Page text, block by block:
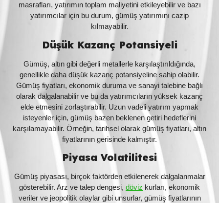
masrafları, yatırımın toplam maliyetini etkileyebilir ve bazı
yatırımcılar için bu durum, gümüş yatırımını cazip
kılmayabilir.
Düşük Kazanç Potansiyeli
Gümüş, altın gibi değerli metallerle karşılaştırıldığında,
genellikle daha düşük kazanç potansiyeline sahip olabilir.
Gümüş fiyatları, ekonomik duruma ve sanayi talebine bağlı
olarak dalgalanabilir ve bu da yatırımcıların yüksek kazanç
elde etmesini zorlaştırabilir. Uzun vadeli yatırım yapmak
isteyenler için, gümüş bazen beklenen getiri hedeflerini
karşılamayabilir. Örneğin, tarihsel olarak gümüş fiyatları, altın
fiyatlarının gerisinde kalmıştır.
Piyasa Volatilitesi
Gümüş piyasası, birçok faktörden etkilenerek dalgalanmalar
gösterebilir. Arz ve talep dengesi, döviz kurları, ekonomik
veriler ve jeopolitik olaylar gibi unsurlar, gümüş fiyatlarının